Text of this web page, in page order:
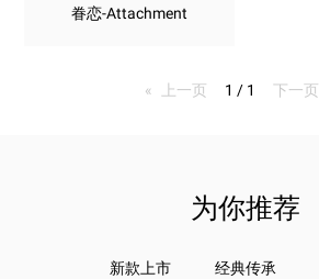
眷恋-Attachment
上一页 page
1 / 1 下一页
为你推荐
新款上市 经典传承